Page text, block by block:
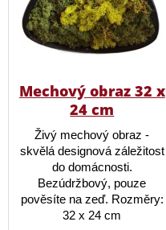
Mechový obraz 32 x
24 cm
Živý mechový obraz -
skvělá designová záležitost
do domácnosti.
Bezúdržbový, pouze
pověsíte na zeď. Rozměry:
32 x 24 cm